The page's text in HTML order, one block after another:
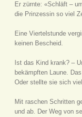
Er zürnte: «Schläft –
die Prinzessin so viel
Eine Viertelstunde
keinen Bescheid.
Ist das Kind krank? –
bekämpften Laune.
Oder stellte sie sich
Mit raschen Schritten
und ab. Der Weg von